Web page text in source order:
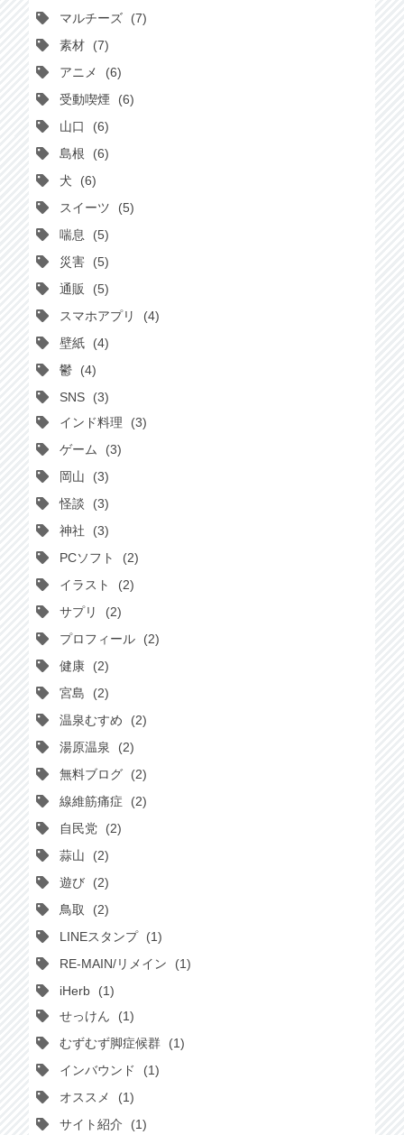
マルチーズ
7
素材
7
アニメ
6
受動喫煙
6
山口
6
島根
6
犬
6
スイーツ
5
喘息
5
災害
5
通販
5
スマホアプリ
4
壁紙
4
鬱
4
SNS
3
インド料理
3
ゲーム
3
岡山
3
怪談
3
神社
3
PCソフト
2
イラスト
2
サプリ
2
プロフィール
2
健康
2
宮島
2
温泉むすめ
2
湯原温泉
2
無料ブログ
2
線維筋痛症
2
自民党
2
蒜山
2
遊び
2
鳥取
2
LINEスタンプ
1
RE-MAIN/リメイン
1
iHerb
1
せっけん
1
むずむず脚症候群
1
インバウンド
1
オススメ
1
サイト紹介
1